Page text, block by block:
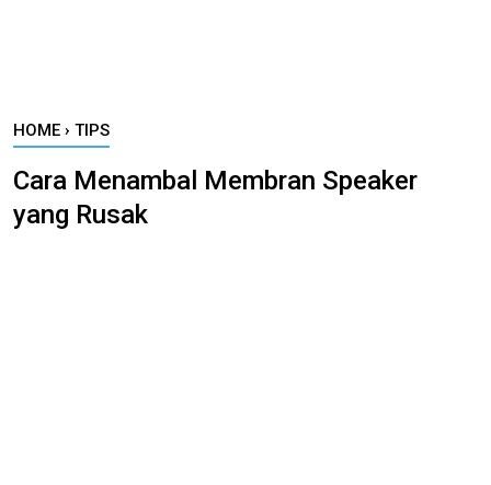
HOME › TIPS
Cara Menambal Membran Speaker
yang Rusak